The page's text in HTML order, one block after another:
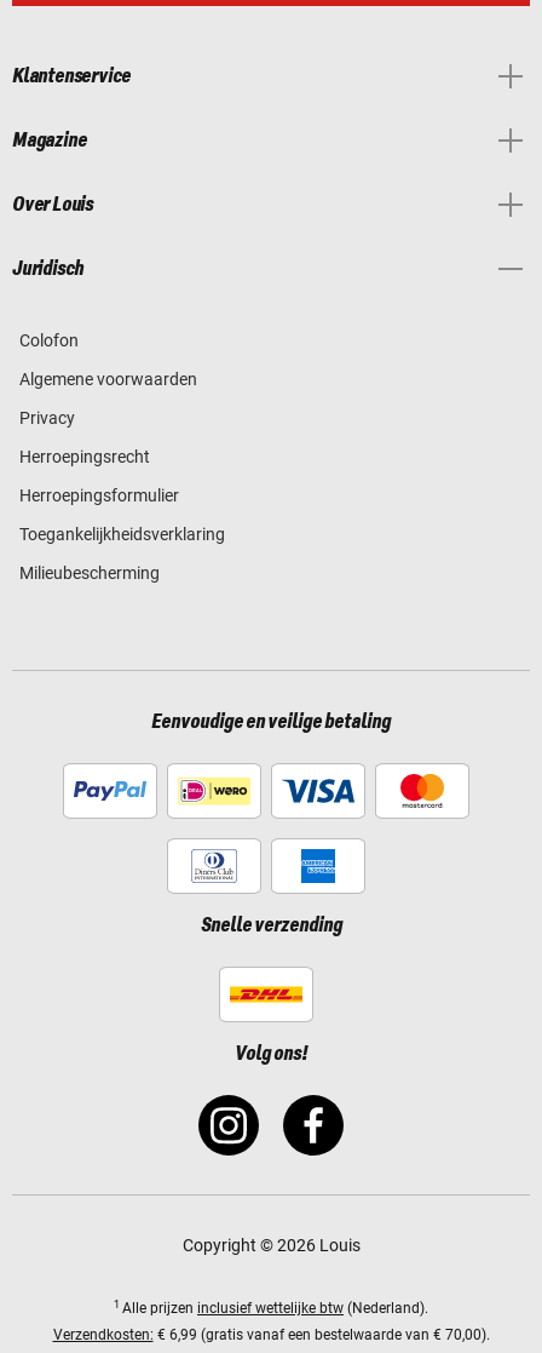
Klantenservice
Magazine
Over Louis
Juridisch
Colofon
Algemene voorwaarden
Privacy
Herroepingsrecht
Herroepingsformulier
Toegankelijkheidsverklaring
Milieubescherming
Eenvoudige en veilige betaling
Snelle verzending
Volg ons!
Copyright © 2026 Louis
1 Alle prijzen inclusief wettelijke btw (Nederland).
Verzendkosten: € 6,99 (gratis vanaf een bestelwaarde van € 70,00).